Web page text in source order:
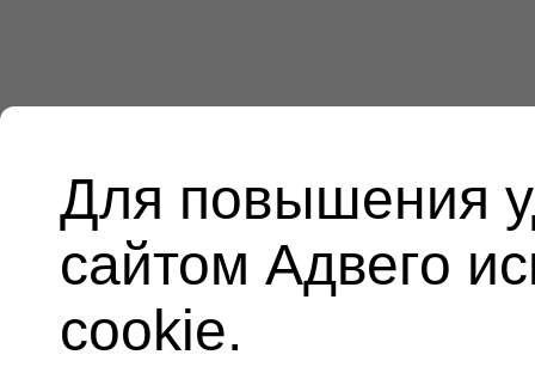
Для повышения
сайтом Адвего
cookie.